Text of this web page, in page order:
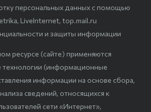
персональных данных с помощью
LiveInternet, top.mail.ru
и защиты информации
ресурсе (сайте) применяются
технологии (информационные
информации на основе сбора,
сведений, относящихся к
сети «Интернет»,